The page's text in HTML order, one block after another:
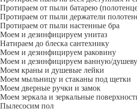
Протираем от пыли батарею
Протираем от пыли держатели
Протираем от пыли настенные бра
Моем и дезинфицируем унитаз
Натираем до блеска сантехнику
Моем и дезинфицируем раковину
Моем и дезинфицируем ванную/
Моем краны и душевые лейки
Моем мыльницу и стаканы под щетки
Моем дверные ручки и замок
Моем зеркала и зеркальные
Пылесосим пол